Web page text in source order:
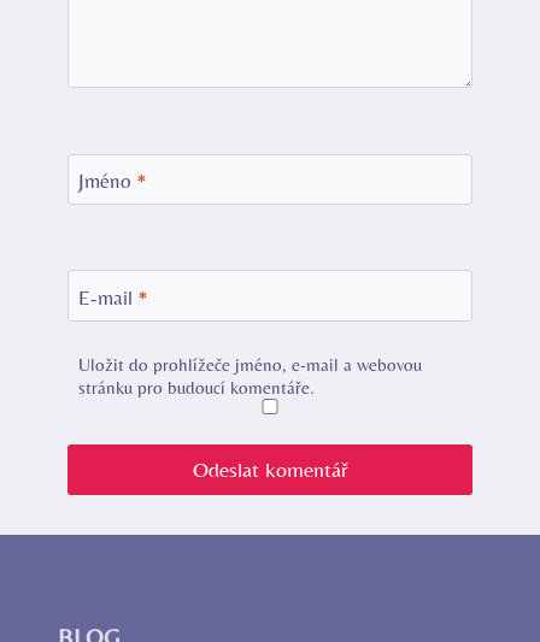
Jméno *
E-mail *
Uložit do prohlížeče jméno, e-mail a webovou
stránku pro budoucí komentáře.
BLOG